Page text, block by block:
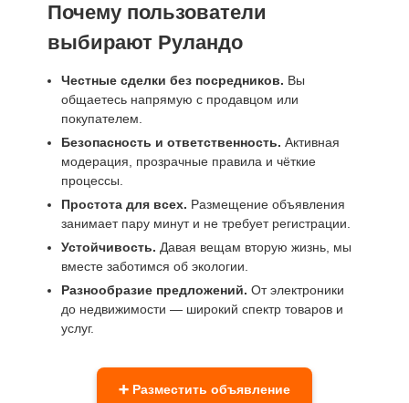
Почему пользователи
выбирают Руландо
Честные сделки без посредников. Вы
общаетесь напрямую с продавцом или
покупателем.
Безопасность и ответственность. Активная
модерация, прозрачные правила и чёткие
процессы.
Простота для всех. Размещение объявления
занимает пару минут и не требует регистрации.
Устойчивость. Давая вещам вторую жизнь, мы
вместе заботимся об экологии.
Разнообразие предложений. От электроники
до недвижимости — широкий спектр товаров и
услуг.
➕ Разместить объявление